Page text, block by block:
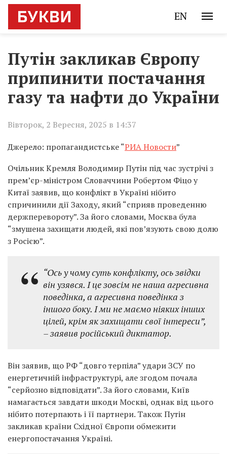
EN
Путін закликав Європу
припинити постачання
газу та нафти до України
Вівторок, 2 Вересня, 2025 в 14:37
Джерело: пропагандистське “РИА Новости”
Очільник Кремля Володимир Путін під час зустрічі з
прем’єр-міністром Словаччини Робертом Фіцо у
Китаї заявив, що конфлікт в Україні нібито
спричинили дії Заходу, який “сприяв проведенню
держперевороту”. За його словами, Москва була
“змушена захищати людей, які пов’язують свою долю
з Росією”.
“Ось у чому суть конфлікту, ось звідки
він узявся. І це зовсім не наша агресивна
поведінка, а агресивна поведінка з
іншого боку. І ми не маємо ніяких інших
цілей, крім як захищати свої інтереси”,
– заявив російський диктатор.
Він заявив, що РФ “довго терпіла” удари ЗСУ по
енергетичній інфраструктурі, але згодом почала
“серйозно відповідати”. За його словами, Київ
намагається завдати шкоди Москві, однак від цього
нібито потерпають і її партнери. Також Путін
закликав країни Східної Європи обмежити
енергопостачання Україні.